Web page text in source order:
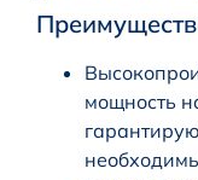
мощность